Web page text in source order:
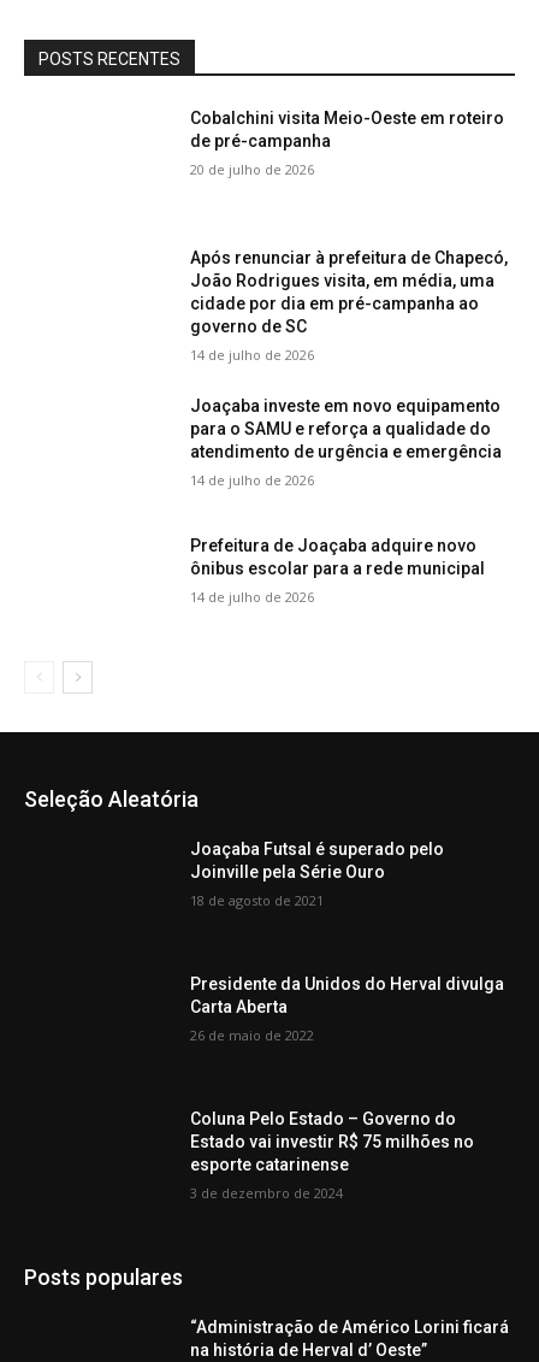
POSTS RECENTES
Cobalchini visita Meio-Oeste em roteiro
de pré-campanha
20 de julho de 2026
Após renunciar à prefeitura de Chapecó,
João Rodrigues visita, em média, uma
cidade por dia em pré-campanha ao
governo de SC
14 de julho de 2026
Joaçaba investe em novo equipamento
para o SAMU e reforça a qualidade do
atendimento de urgência e emergência
14 de julho de 2026
Prefeitura de Joaçaba adquire novo
ônibus escolar para a rede municipal
14 de julho de 2026
Seleção Aleatória
Joaçaba Futsal é superado pelo
Joinville pela Série Ouro
18 de agosto de 2021
Presidente da Unidos do Herval divulga
Carta Aberta
26 de maio de 2022
Coluna Pelo Estado – Governo do
Estado vai investir R$ 75 milhões no
esporte catarinense
3 de dezembro de 2024
Posts populares
“Administração de Américo Lorini ficará
na história de Herval d’ Oeste”